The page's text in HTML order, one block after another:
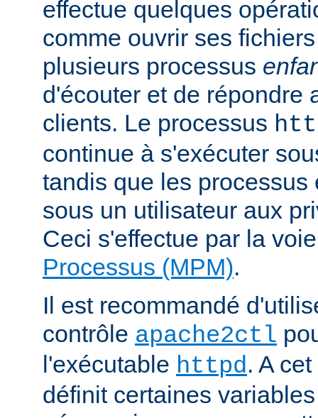
effectue quelques
comme ouvrir ses
plusieurs processus
d'écouter et de répondre
clients. Le processus
continue à s'exécuter
tandis que les processus
sous un utilisateur aux
Ceci s'effectue par la
Processus (MPM).
Il est recommandé
contrôle apache2ctl
l'exécutable httpd. A
définit certaines